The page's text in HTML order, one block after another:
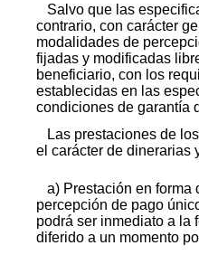
Salvo que las
contrario, con carácter
modalidades de
fijadas y modificadas
beneficiario, con los
establecidas en las
condiciones de garantía
Las prestaciones de
el carácter de dinerarias
a) Prestación en forma
percepción de pago
podrá ser inmediato a la
diferido a un momento